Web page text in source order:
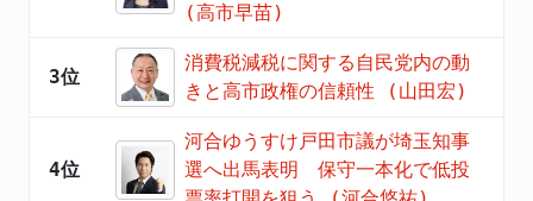
(高市早苗)
3位
消費税減税に関する自民党内の動
きと高市政権の信頼性 (山田宏)
4位
河合ゆうすけ戸田市議が埼玉知事
選へ出馬表明 保守一本化で低投